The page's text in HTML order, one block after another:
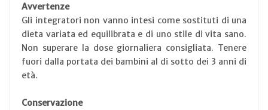
Avvertenze
Gli integratori non vanno intesi come sostituti di una
dieta variata ed equilibrata e di uno stile di vita sano.
Non superare la dose giornaliera consigliata. Tenere
fuori dalla portata dei bambini al di sotto dei 3 anni di
età.
Conservazione